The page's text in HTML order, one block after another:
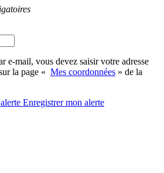
e-mail, vous devez saisir votre adresse
la page « Mes coordonnées » de la
Enregistrermon alerte